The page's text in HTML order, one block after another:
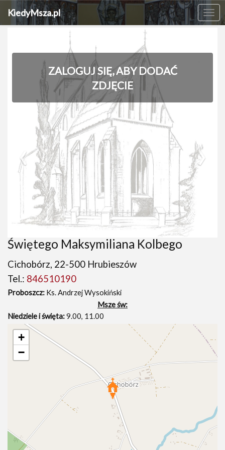
KiedyMsza.pl
ZALOGUJ SIĘ, ABY DODAĆ
ZDJĘCIE
‹ ›
Świętego Maksymiliana Kolbego
Cichobórz, 22-500 Hrubieszów
Tel.: 846510190
Proboszcz: Ks. Andrzej Wysokiński
Msze św:
Niedziele i święta:9.00, 11.00
+
−